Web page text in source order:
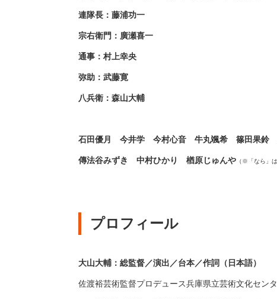
連隊長：藤浦功一
宗右衛門：廣瀬喜一
通事：村上幸央
弥助：武藤寛
八兵衛：森山大輔
石田優月 今井学 今村心音 牛丸颯希 篠田果鈴
傳法谷みずき 中村ひかり 楢原じゅんや （※「なら」
プロフィール
大山大輔：総監督／演出／台本／作詞（日本語）
佐渡裕芸術監督プロデュース兵庫県立芸術文化セン